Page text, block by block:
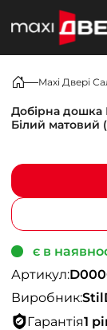
Maxi Двері
Добірна дошка
Білий матовий
є в
Артикул:
Виробник:
Гарантія1